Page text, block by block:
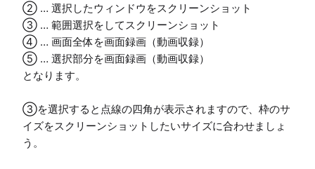
② … 選択したウィンドウをスクリーンショット
③ … 範囲選択をしてスクリーンショット
④ … 画面全体を画面録画（動画収録）
⑤ … 選択部分を画面録画（動画収録）
となります。
③を選択すると点線の四角が表示されますので、枠のサ
イズをスクリーンショットしたいサイズに合わせましょ
う。